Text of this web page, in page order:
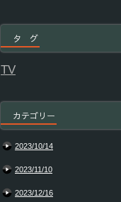
タ グ
TV
カテゴリー
2023/10/14
2023/11/10
2023/12/16